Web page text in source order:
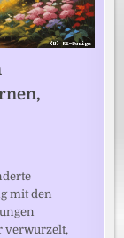
mit den
verwurzelt,